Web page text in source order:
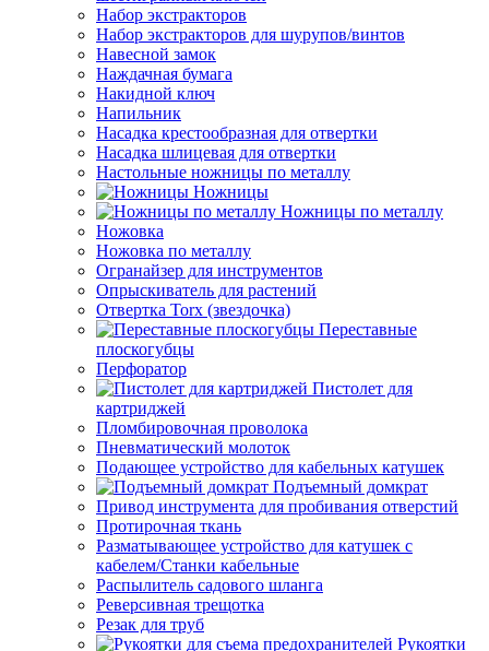
Набор экстракторов
Набор экстракторов для шурупов/винтов
Навесной замок
Наждачная бумага
Накидной ключ
Напильник
Насадка крестообразная для отвертки
Насадка шлицевая для отвертки
Настольные ножницы по металлу
Ножницы
Ножницы по металлу
Ножовка
Ножовка по металлу
Огранайзер для инструментов
Опрыскиватель для растений
Отвертка Torx (звездочка)
Переставные
плоскогубцы
Перфоратор
Пистолет для
картриджей
Пломбировочная проволока
Пневматический молоток
Подающее устройство для кабельных катушек
Подъемный домкрат
Привод инструмента для пробивания отверстий
Протирочная ткань
Разматывающее устройство для катушек с
кабелем/Станки кабельные
Распылитель садового шланга
Реверсивная трещотка
Резак для труб
Рукоятки